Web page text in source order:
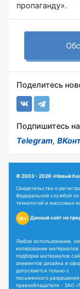
пропаганду».
Поделитесь
Подпишитесь
Telegram,
© 2003 - 2026 «Новый
Свидетельство о
Федеральной службой
технологий и массовых
18+ Данный сайт не
Любое использование,
копирование материалов
подборки материалов
элементов дизайна и
допускается только с
письменного разрешения
правообладателя - ЗАО